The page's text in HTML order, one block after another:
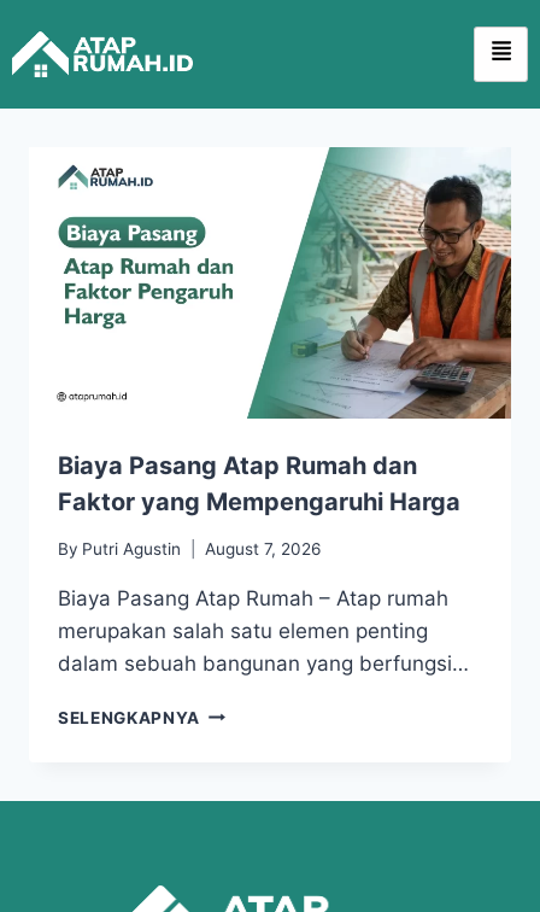
Biaya Pasang Atap Rumah dan
Faktor yang Mempengaruhi Harga
By Putri Agustin August 7, 2026
Biaya Pasang Atap Rumah – Atap rumah
merupakan salah satu elemen penting
dalam sebuah bangunan yang berfungsi…
SELENGKAPNYA